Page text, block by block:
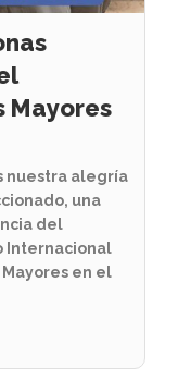
Mayores
nuestra alegría
una
del
Internacional
en el